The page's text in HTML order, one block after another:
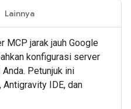
Lainnya
MCP jarak jauh Google
konfigurasi server
Anda. Petunjuk ini
IDE, dan